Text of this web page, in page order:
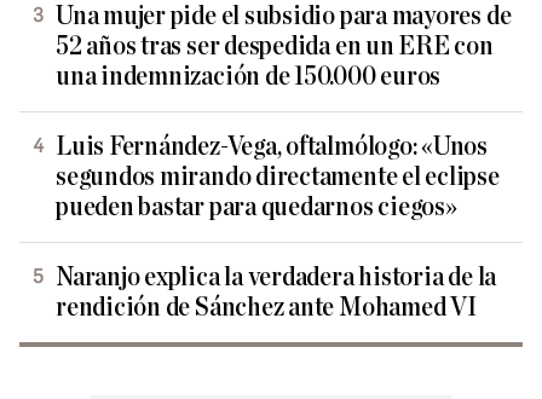
Una mujer pide el subsidio para mayores de
52 años tras ser despedida en un ERE con
una indemnización de 150.000 euros
Luis Fernández-Vega, oftalmólogo: «Unos
segundos mirando directamente el eclipse
pueden bastar para quedarnos ciegos»
Naranjo explica la verdadera historia de la
rendición de Sánchez ante Mohamed VI